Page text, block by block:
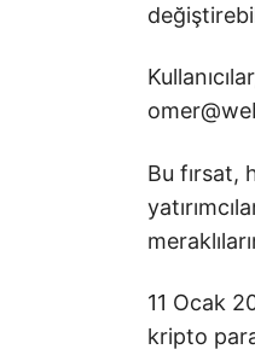
Bu fırsat,
11 Ocak
kripto